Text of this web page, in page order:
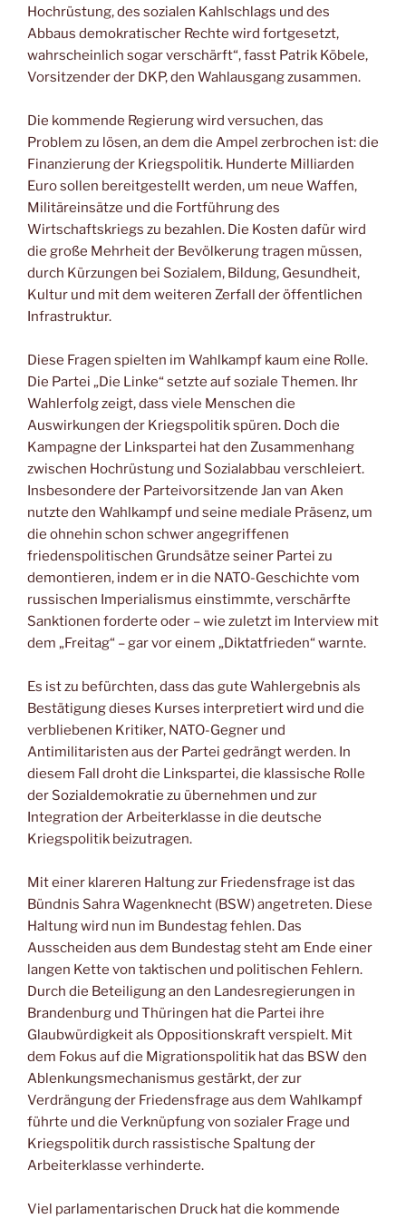
Hochrüstung, des sozialen Kahlschlags und des
Abbaus demokratischer Rechte wird fortgesetzt,
wahrscheinlich sogar verschärft“, fasst Patrik Köbele,
Vorsitzender der DKP, den Wahlausgang zusammen.
Die kommende Regierung wird versuchen, das
Problem zu lösen, an dem die Ampel zerbrochen ist: die
Finanzierung der Kriegspolitik. Hunderte Milliarden
Euro sollen bereitgestellt werden, um neue Waffen,
Militäreinsätze und die Fortführung des
Wirtschaftskriegs zu bezahlen. Die Kosten dafür wird
die große Mehrheit der Bevölkerung tragen müssen,
durch Kürzungen bei Sozialem, Bildung, Gesundheit,
Kultur und mit dem weiteren Zerfall der öffentlichen
Infrastruktur.
Diese Fragen spielten im Wahlkampf kaum eine Rolle.
Die Partei „Die Linke“ setzte auf soziale Themen. Ihr
Wahlerfolg zeigt, dass viele Menschen die
Auswirkungen der Kriegspolitik spüren. Doch die
Kampagne der Linkspartei hat den Zusammenhang
zwischen Hochrüstung und Sozialabbau verschleiert.
Insbesondere der Parteivorsitzende Jan van Aken
nutzte den Wahlkampf und seine mediale Präsenz, um
die ohnehin schon schwer angegriffenen
friedenspolitischen Grundsätze seiner Partei zu
demontieren, indem er in die NATO-Geschichte vom
russischen Imperialismus einstimmte, verschärfte
Sanktionen forderte oder – wie zuletzt im Interview mit
dem „Freitag“ – gar vor einem „Diktatfrieden“ warnte.
Es ist zu befürchten, dass das gute Wahlergebnis als
Bestätigung dieses Kurses interpretiert wird und die
verbliebenen Kritiker, NATO-Gegner und
Antimilitaristen aus der Partei gedrängt werden. In
diesem Fall droht die Linkspartei, die klassische Rolle
der Sozialdemokratie zu übernehmen und zur
Integration der Arbeiterklasse in die deutsche
Kriegspolitik beizutragen.
Mit einer klareren Haltung zur Friedensfrage ist das
Bündnis Sahra Wagenknecht (BSW) angetreten. Diese
Haltung wird nun im Bundestag fehlen. Das
Ausscheiden aus dem Bundestag steht am Ende einer
langen Kette von taktischen und politischen Fehlern.
Durch die Beteiligung an den Landesregierungen in
Brandenburg und Thüringen hat die Partei ihre
Glaubwürdigkeit als Oppositionskraft verspielt. Mit
dem Fokus auf die Migrationspolitik hat das BSW den
Ablenkungsmechanismus gestärkt, der zur
Verdrängung der Friedensfrage aus dem Wahlkampf
führte und die Verknüpfung von sozialer Frage und
Kriegspolitik durch rassistische Spaltung der
Arbeiterklasse verhinderte.
Viel parlamentarischen Druck hat die kommende